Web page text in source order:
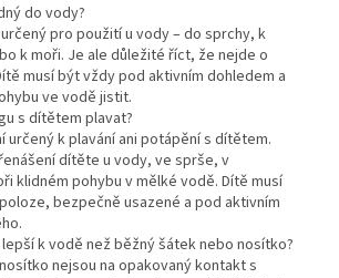
do vody?
pro použití u vody – do sprchy, k
k moři. Je ale důležité říct, že nejde o
musí být vždy pod aktivním dohledem a
ve vodě jistit.
s dítětem plavat?
určený k plavání ani potápění s dítětem.
dítěte u vody, ve sprše, v
klidném pohybu v mělké vodě. Dítě musí
bezpečně usazené a pod aktivním
k vodě než běžný šátek nebo nosítko?
nejsou na opakovaný kontakt s